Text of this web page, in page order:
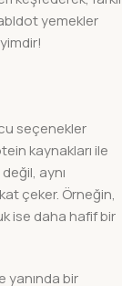
yemekler
seçenekler
kaynakları ile
aynı
çeker. Örneğin,
ise daha hafif bir
yanında bir